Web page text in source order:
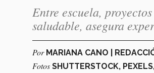
Entre escuela,
saludable, asegura
Por MARIANA CANO |
Fotos SHUTTERSTOCK,